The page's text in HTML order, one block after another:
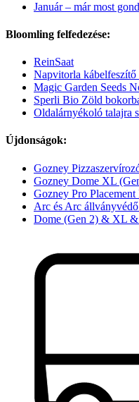
Január – már most
Bloomling felfedezése:
ReinSaat
Napvitorla
Magic Garden Seeds
Sperli Bio Zöld
Oldalárnyékoló talajra
Újdonságok:
Gozney
Gozney Dome XL
Gozney Pro Placement
Arc és Arc állványvédő
Dome (Gen 2) & XL &